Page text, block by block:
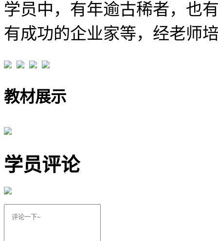
学员中，有年逾古稀者，也
有成功的企业家等，经老师
教材展示
学员评论